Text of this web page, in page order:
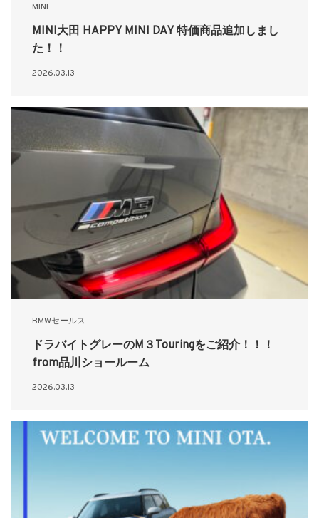
MINI
MINI大田 HAPPY MINI DAY 特価商品追加しまし
た！！
2026.03.13
BMWセールス
ドラバイトグレーのM３Touringをご紹介！！！
from品川ショールーム
2026.03.13